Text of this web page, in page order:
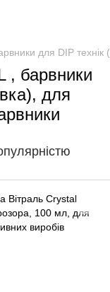
для DIP технік
, барвники
для